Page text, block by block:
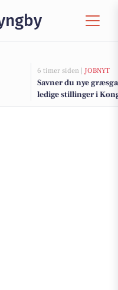
6 timer siden | JOBNYT
Savner du nye
ledige stillinger i